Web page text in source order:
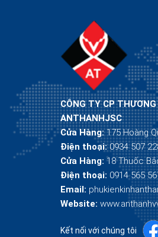
CÔNG TY CP
ANTHANHJSC
Cửa Hàng:175 Hoàng
Điện thoại:0934 507
Cửa Hàng: 18 Thuốc
Điện thoại: 0914 565
Email:
Website:
Kết nối với chúng tôi